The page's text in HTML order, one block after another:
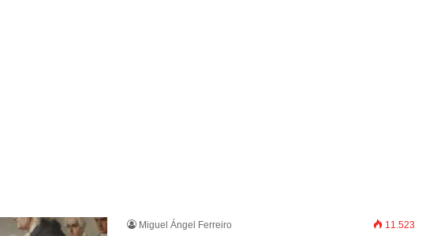
Miguel Ángel Ferreiro 11.523